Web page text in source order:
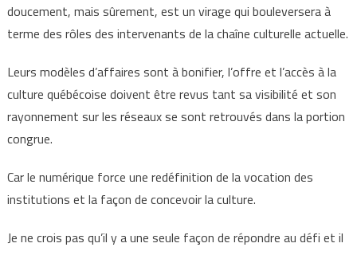
doucement, mais sûrement, est un virage qui bouleversera à
terme des rôles des intervenants de la chaîne culturelle actuelle.
Leurs modèles d’affaires sont à bonifier, l’offre et l’accès à la
culture québécoise doivent être revus tant sa visibilité et son
rayonnement sur les réseaux se sont retrouvés dans la portion
congrue.
Car le numérique force une redéfinition de la vocation des
institutions et la façon de concevoir la culture.
Je ne crois pas qu’il y a une seule façon de répondre au défi et il